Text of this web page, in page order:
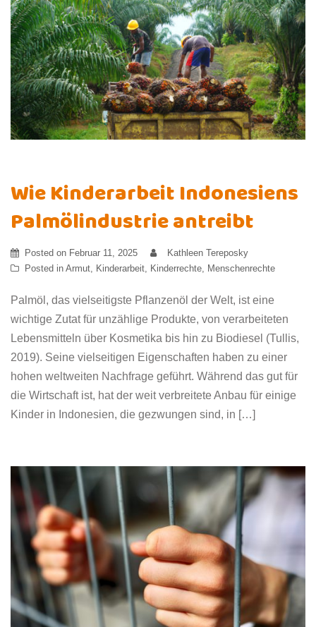
Wie Kinderarbeit Indonesiens
Palmölindustrie antreibt
Posted on Februar 11, 2025
Kathleen Tereposky
Posted in Armut Kinderarbeit Kinderrechte Menschenrechte
Palmöl, das vielseitigste Pflanzenöl der Welt, ist eine
wichtige Zutat für unzählige Produkte, von verarbeiteten
Lebensmitteln über Kosmetika bis hin zu Biodiesel (Tullis,
2019). Seine vielseitigen Eigenschaften haben zu einer
hohen weltweiten Nachfrage geführt. Während das gut für
die Wirtschaft ist, hat der weit verbreitete Anbau für einige
Kinder in Indonesien, die gezwungen sind, in […]